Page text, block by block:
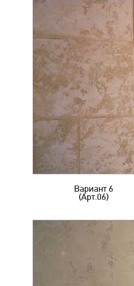
Вариант 6
(Арт.06)